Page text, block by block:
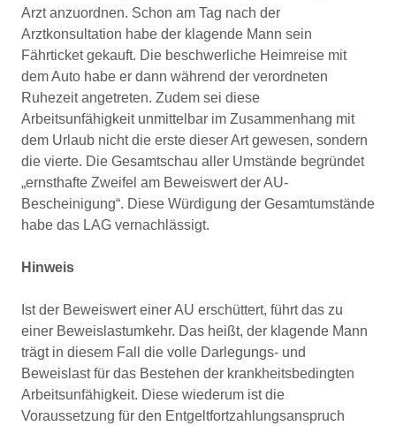
Arzt anzuordnen. Schon am Tag nach der
Arztkonsultation habe der klagende Mann sein
Fährticket gekauft. Die beschwerliche Heimreise mit
dem Auto habe er dann während der verordneten
Ruhezeit angetreten. Zudem sei diese
Arbeitsunfähigkeit unmittelbar im Zusammenhang mit
dem Urlaub nicht die erste dieser Art gewesen, sondern
die vierte. Die Gesamtschau aller Umstände begründet
„ernsthafte Zweifel am Beweiswert der AU-
Bescheinigung“. Diese Würdigung der Gesamtumstände
habe das LAG vernachlässigt.
Hinweis
Ist der Beweiswert einer AU erschüttert, führt das zu
einer Beweislastumkehr. Das heißt, der klagende Mann
trägt in diesem Fall die volle Darlegungs- und
Beweislast für das Bestehen der krankheitsbedingten
Arbeitsunfähigkeit. Diese wiederum ist die
Voraussetzung für den Entgeltfortzahlungsanspruch